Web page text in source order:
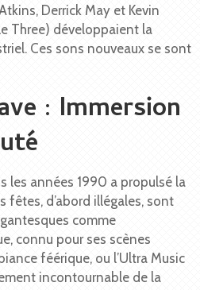
Derrick May et Kevin
Three) développaient la
Ces sons nouveaux se sont
: Immersion
les années 1990 a propulsé la
fêtes, d’abord illégales, sont
comme
connu pour ses scènes
féérique, ou l’Ultra Music
incontournable de la